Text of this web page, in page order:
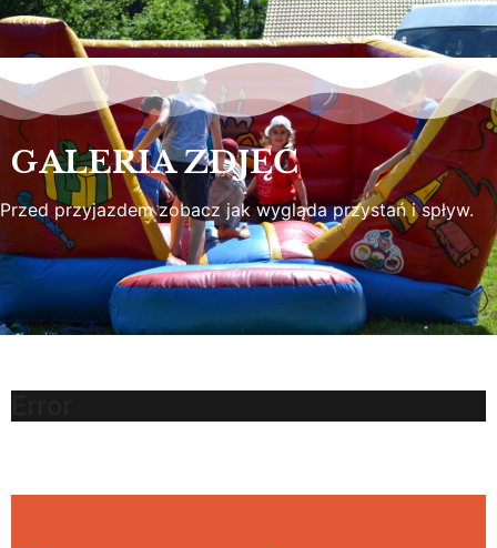
GALERIA ZDJĘĆ
Przed przyjazdem zobacz jak wygląda przystań i spływ.